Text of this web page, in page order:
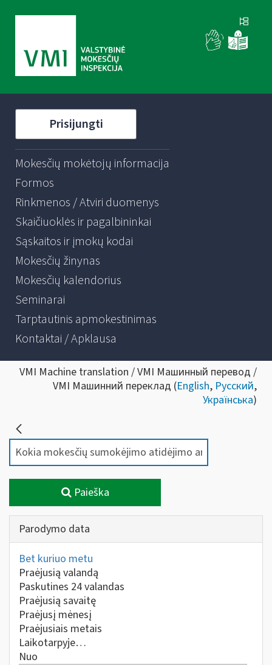
Prisijungti
Mokesčių mokėtojų informacija
Formos
Rinkmenos / Atviri duomenys
Skaičiuoklės ir pagalbininkai
Sąskaitos ir įmokų kodai
Mokesčių žinynas
Mokesčių kalendorius
Seminarai
Tarptautinis apmokestinimas
Kontaktai / Apklausa
VMI Machine translation / VMI Машинный перевод /
VMI Машинний переклад (English, Русский,
Українська)
Paieška
Parodymo data
Bet kuriuo metu
Praėjusią valandą
Paskutines 24 valandas
Praėjusią savaitę
Praėjusį mėnesį
Praėjusiais metais
Laikotarpyje…
Nuo